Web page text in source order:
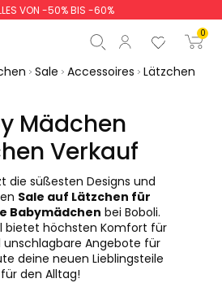
VON -50% BIS -60%
0
Start der Bestellung
Sale Accessoires Lätzchen
Mädchen
Verkauf
die süßesten Designs und
Sale auf Lätzchen für
Babymädchen bei Boboli.
bietet höchsten Komfort für
unschlagbare Angebote für
deine neuen Lieblingsteile
für den Alltag!